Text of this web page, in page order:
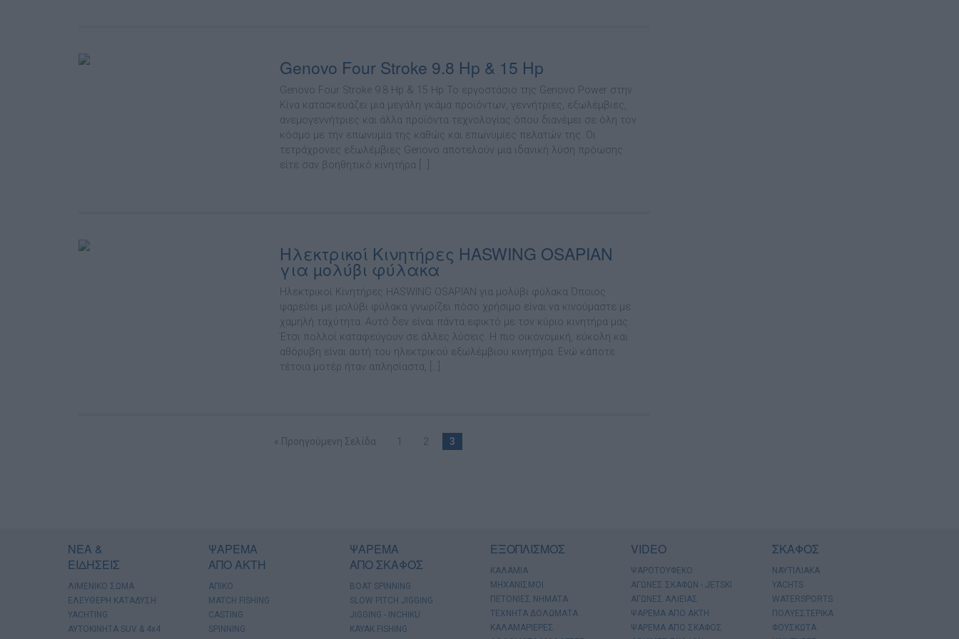
Genovo Four Stroke 9.8 Hp & 15 Hp
Genovo Four Stroke 9.8 Hp & 15 Hp Το εργοστάσιο της Genovo Power στην
Κίνα κατασκευάζει µια µεγάλη γκάµα προϊόντων, γεννήτριες, εξωλέµβιες,
ανεµογεννήτριες και άλλα προϊόντα τεχνολογίας όπου διανέµει σε όλη τον
κόσµο µε την επωνυµία της καθώς και επωνυµίες πελατών της. Οι
τετράχρονες εξωλέµβιες Genovo αποτελούν µια ιδανική λύση πρόωσης
είτε σαν βοηθητικό κινητήρα […]
Ηλεκτρικοί Κινητήρες HASWING OSAPIAN
για µολύβι φύλακα
Ηλεκτρικοί Κινητήρες HASWING OSAPIAN για µολύβι φύλακα Όποιος
ψαρεύει µε µολύβι φύλακα γνωρίζει πόσο χρήσιµο είναι να κινούµαστε µε
χαµηλή ταχύτητα. Αυτό δεν είναι πάντα εφικτό µε τον κύριο κινητήρα µας.
Έτσι πολλοί καταφεύγουν σε άλλες λύσεις. Η πιο οικονοµική, εύκολη και
αθόρυβη είναι αυτή του ηλεκτρικού εξωλέµβιου κινητήρα. Ενώ κάποτε
τέτοια µοτέρ ήταν απλησίαστα, […]
« Προηγούμενη Σελίδα 1 2 3
ΝΕΑ &
ΕΙΔΗΣΕΙΣ
ΛΙΜΕΝΙΚΟ ΣΩΜΑ
ΕΛΕΥΘΕΡΗ ΚΑΤΑΔΥΣΗ
YACHTING
AYTOKINHTA SUV & 4x4
ΨΑΡΕΜΑ
ΑΠΟ ΑΚΤΗ
ΑΠΙΚΟ
MATCH FISHING
CASTING
SPINNING
ΨΑΡΕΜΑ
ΑΠΟ ΣΚΑΦΟΣ
BOAT SPINNING
SLOW PITCH JIGGING
JIGGING - INCHIKU
KAYAK FISHING
ΕΞΟΠΛΙΣΜΟΣ
ΚΑΛΑΜΙΑ
ΜΗΧΑΝΙΣΜΟΙ
ΠΕΤΟΝΙΕΣ ΝΗΜΑΤΑ
ΤΕΧΝΗΤΑ ΔΟΛΩΜΑΤΑ
ΚΑΛΑΜΑΡΙΕΡΕΣ
VIDEO
ΨΑΡΟΤΟΥΦΕΚΟ
ΑΓΩΝΕΣ ΣΚΑΦΩΝ - JETSKI
ΑΓΩΝΕΣ ΑΛΙΕΙΑΣ
ΨΑΡΕΜΑ ΑΠΟ ΑΚΤΗ
ΨΑΡΕΜΑ ΑΠΟ ΣΚΑΦΟΣ
ΣΚΑΦΟΣ
ΝΑΥΤΙΛΙΑΚΑ
YACHTS
WATERSPORTS
ΠΟΛΥΕΣΤΕΡΙΚΑ
ΦΟΥΣΚΩΤΑ